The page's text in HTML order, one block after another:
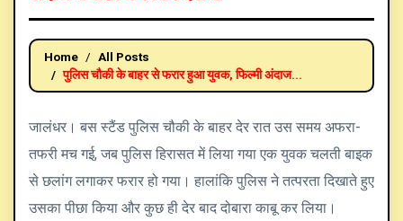
Home
All Posts
पुलिस चौकी के बाहर से फरार हुआ युवक, फिल्मी अंदाज...
जालंधर। बस स्टैंड पुलिस चौकी के बाहर देर रात उस समय अफरा-
तफरी मच गई, जब पुलिस हिरासत में लिया गया एक युवक चलती बाइक
से छलांग लगाकर फरार हो गया। हालांकि पुलिस ने तत्परता दिखाते हुए
उसका पीछा किया और कुछ ही देर बाद दोबारा काबू कर लिया।